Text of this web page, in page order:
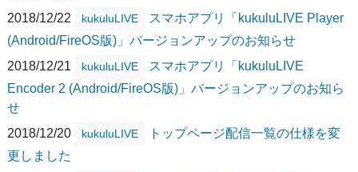
2018/12/22
kukuluLIVE
スマホアプリ「kukuluLIVE Player
(Android/FireOS版)」バージョンアップのお知らせ
2018/12/21
kukuluLIVE
スマホアプリ「kukuluLIVE
Encoder 2 (Android/FireOS版)」バージョンアップのお知ら
せ
2018/12/20
kukuluLIVE
トップページ配信一覧の仕様を変
更しました